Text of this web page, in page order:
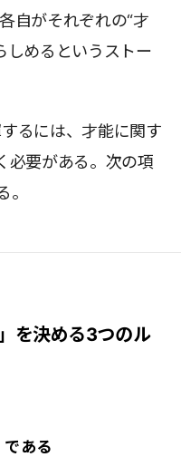
自がそれぞれの“才
しめるというストー
るには、才能に関す
必要がある。次の項
を決める3つのル
ある